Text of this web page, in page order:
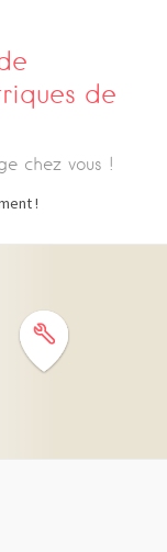
de
chez vous !
!